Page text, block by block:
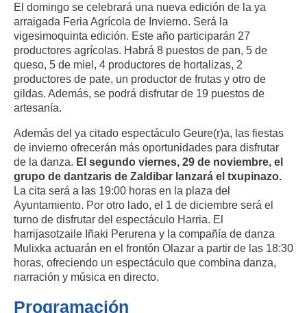
El domingo se celebrará una nueva edición de la ya
arraigada Feria Agrícola de Invierno. Será la
vigesimoquinta edición. Este año participarán 27
productores agrícolas. Habrá 8 puestos de pan, 5 de
queso, 5 de miel, 4 productores de hortalizas, 2
productores de pate, un productor de frutas y otro de
gildas. Además, se podrá disfrutar de 19 puestos de
artesanía.
Además del ya citado espectáculo Geure(r)a, las fiestas
de invierno ofrecerán más oportunidades para disfrutar
de la danza. El segundo viernes, 29 de noviembre, el
grupo de dantzaris de Zaldibar lanzará el txupinazo.
La cita será a las 19:00 horas en la plaza del
Ayuntamiento. Por otro lado, el 1 de diciembre será el
turno de disfrutar del espectáculo Harria. El
harrijasotzaile Iñaki Perurena y la compañía de danza
Mulixka actuarán en el frontón Olazar a partir de las 18:30
horas, ofreciendo un espectáculo que combina danza,
narración y música en directo.
Programación